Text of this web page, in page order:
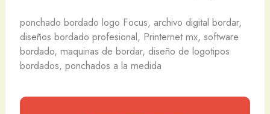
ponchado bordado logo Focus, archivo digital bordar,
diseños bordado profesional, Printernet mx, software
bordado, maquinas de bordar, diseño de logotipos
bordados, ponchados a la medida